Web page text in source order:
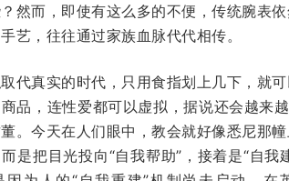
然而，即使有这么多的不便，传统腕表
艺，往往通过家族血脉代代相传。
代真实的时代，只用食指划上几下，就
品，连性爱都可以虚拟，据说还会越来
。今天在人们眼中，教会就好像悉尼那
是把目光投向“自我帮助”，接着是“自